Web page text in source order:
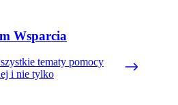
Wsparcia
tematy pomocy
i nie tylko